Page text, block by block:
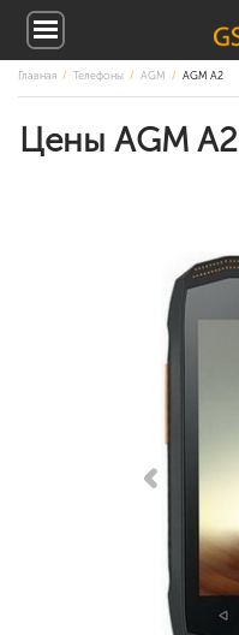
Главная Телефоны AGM AGM A2
Цены AGM A2